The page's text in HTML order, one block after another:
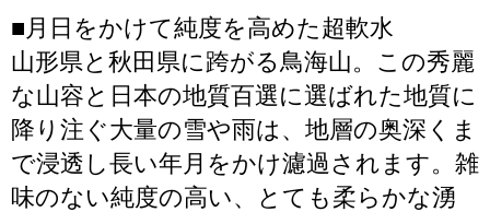
■月日をかけて純度を高めた超軟水
山形県と秋田県に跨がる鳥海山。この秀麗
な山容と日本の地質百選に選ばれた地質に
降り注ぐ大量の雪や雨は、地層の奥深くま
で浸透し長い年月をかけ濾過されます。雑
味のない純度の高い、とても柔らかな湧